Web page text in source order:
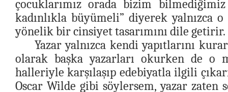
çocuklarımız orada bizim
kadınlıkla büyümeli” diyerek yalnızca o
yönelik bir cinsiyet tasarımını dile getirir.
Yazar yalnızca kendi yapıtlarını
olarak başka yazarları okurken de o
halleriyle karşılaşıp edebiyatla ilgili
Oscar Wilde gibi söylersem, yazar zaten